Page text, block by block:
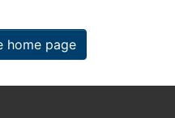
home page